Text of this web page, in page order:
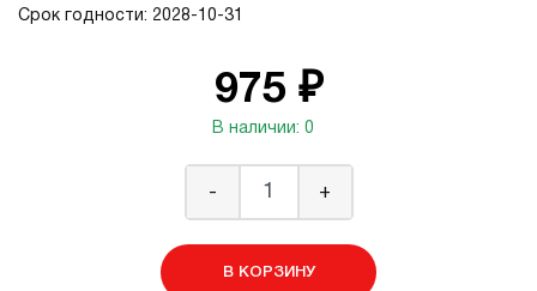
Срок годности: 2028-10-31
975 ₽
В наличии: 0
- +
В КОРЗИНУ